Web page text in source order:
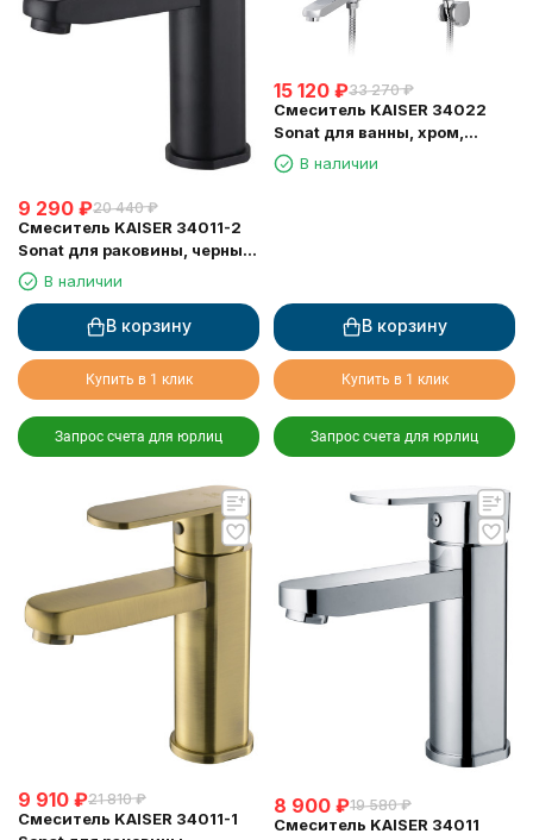
9 290 ₽20 440 ₽
Смеситель KAISER 34011-2
Sonat для раковины, черный
матовый
В наличии
В корзину
Купить в 1 клик
Запрос счета для юрлиц
15 120 ₽33 270 ₽
Смеситель KAISER 34022
Sonat для ванны, хром,
дивертор 6020
В наличии
В корзину
Купить в 1 клик
Запрос счета для юрлиц
9 910 ₽21 810 ₽
Смеситель KAISER 34011-1
8 900 ₽19 580 ₽
Смеситель KAISER 34011